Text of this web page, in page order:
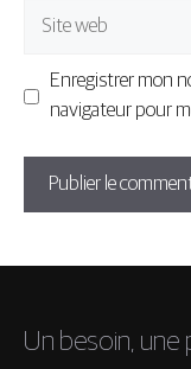
Enregistrer mon
navigateur pour
Un besoin,